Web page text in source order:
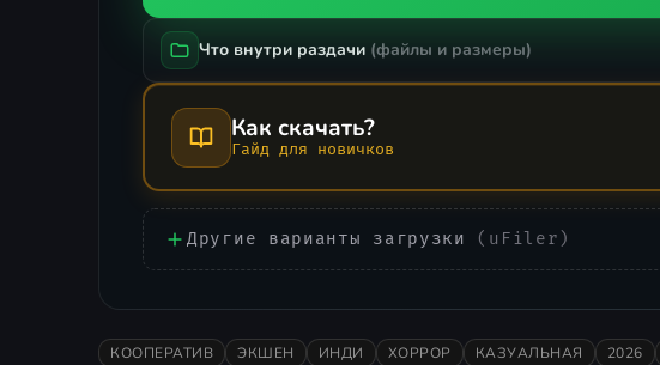
Что внутри раздачи (файлы и размеры)
Как скачать?
Гайд для новичков
Другие варианты загрузки (uFiler)
КООПЕРАТИВ ЭКШЕН ИНДИ ХОРРОР КАЗУАЛЬНАЯ 2026